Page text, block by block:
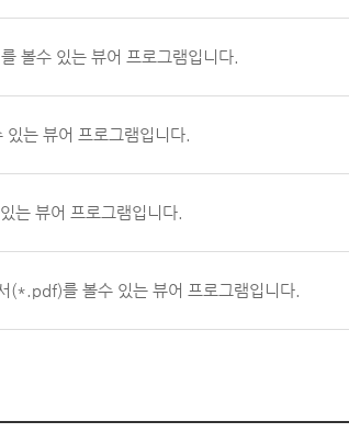
볼수 있는 뷰어 프로그램입니다.
는 뷰어 프로그램입니다.
는 뷰어 프로그램입니다.
(*.pdf)를 볼수 있는 뷰어 프로그램입니다.